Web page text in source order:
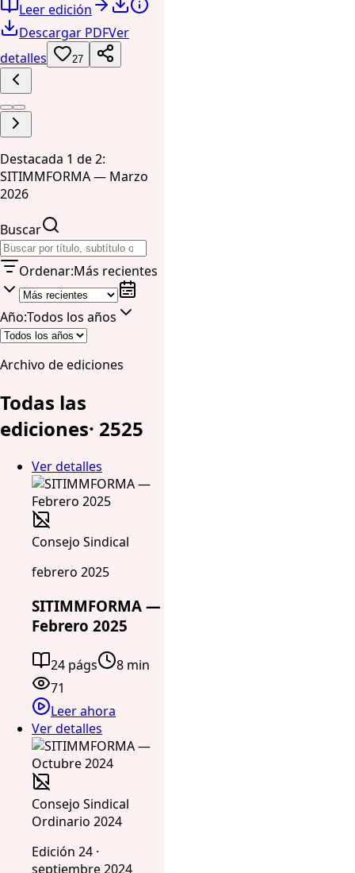
Leer edición
Descargar PDFVer
detalles
27
Destacada 1 de 2:
SITIMMFORMA — Marzo
2026
Buscar
Ordenar:Más recientes
Año:Todos los años
Archivo de ediciones
Todas las
ediciones· 2525
Ver detalles
Consejo Sindical
febrero 2025
SITIMMFORMA —
Febrero 2025
24 págs
8 min
71
Leer ahora
Ver detalles
Consejo Sindical
Ordinario 2024
Edición 24 ·
septiembre 2024